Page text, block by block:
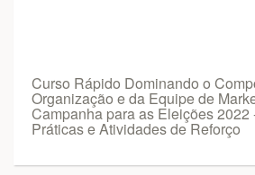
Curso Rápido Dominando o
Organização e da Equipe de
Campanha para as Eleições 2022
Práticas e Atividades de Reforço